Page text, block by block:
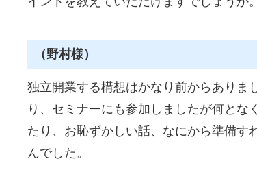
（野村様）
独立開業する構想はかなり前からありま
り、セミナーにも参加しましたが何とな
たり、お恥ずかしい話、なにから準備す
んでした。